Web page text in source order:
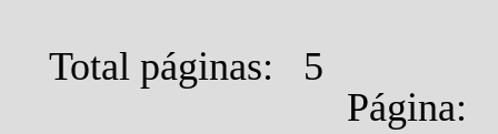
Total páginas: 5